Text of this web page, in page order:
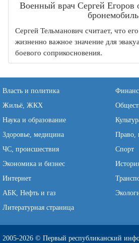
Военный врач Сергей
бронемобиль
Сергей Тельманович считает, что
жизненно важное значение для
боевого соприкосновения.
Власть и политика
Жильё, ЖКХ
Наука и образование
Здоровье, медицина
Право,
ЧС, происшествия
Спорт
Экономика и бизнес
Интернет
АБК, Нефть и газ
Литературная страница
2005-2026 © Первый республиканский